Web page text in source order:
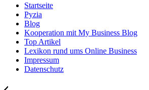
Startseite
Pyzia
Blog
Kooperation mit My Business Blog
Top Artikel
Lexikon rund ums Online Business
Impressum
Datenschutz